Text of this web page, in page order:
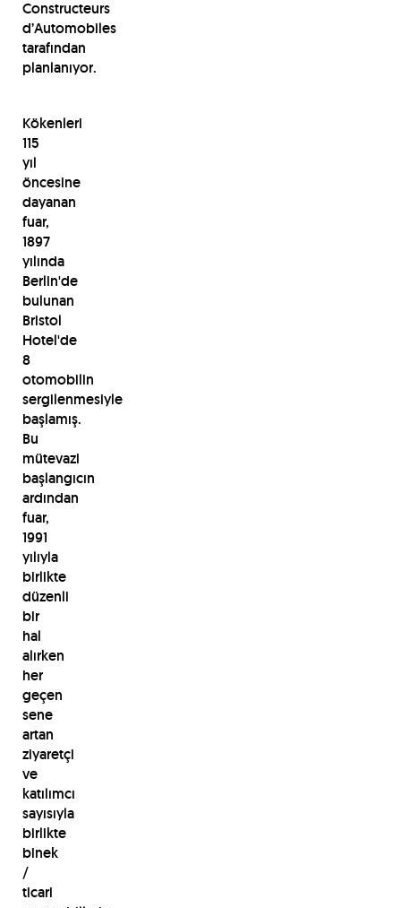
Constructeurs
d’Automobiles
tarafından
planlanıyor.
Kökenleri
115
yıl
öncesine
dayanan
fuar,
1897
yılında
Berlin'de
bulunan
Bristol
Hotel'de
8
otomobilin
sergilenmesiyle
başlamış.
Bu
mütevazi
başlangıcın
ardından
fuar,
1991
yılıyla
birlikte
düzenli
bir
hal
alırken
her
geçen
sene
artan
ziyaretçi
ve
katılımcı
sayısıyla
birlikte
binek
/
ticari